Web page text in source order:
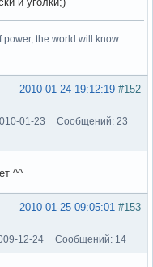
power, the world will know
#152
2010-01-24 19:12:19
01-23
Сообщений: 23
^^
#153
2010-01-25 09:05:01
12-24 Сообщений: 14